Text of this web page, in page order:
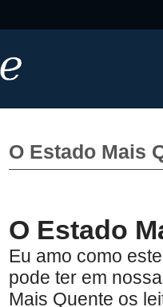
O Estado Mais
O Estado
Eu amo como
pode ter em
Mais Quente os